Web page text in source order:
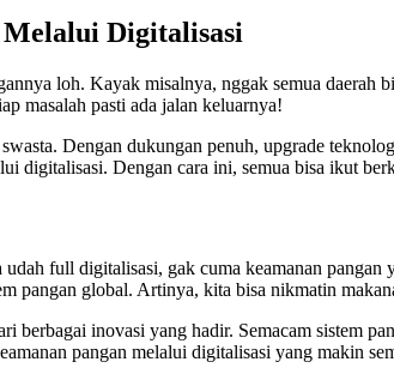
Melalui Digitalisasi
loh. Kayak misalnya, nggak semua daerah
masalah pasti ada jalan keluarnya!
Dengan dukungan penuh, upgrade
digitalisasi. Dengan cara ini, semua bisa ikut
full digitalisasi, gak cuma keamanan
pangan global. Artinya, kita bisa nikmatin
berbagai inovasi yang hadir. Semacam sistem
pangan melalui digitalisasi yang makin